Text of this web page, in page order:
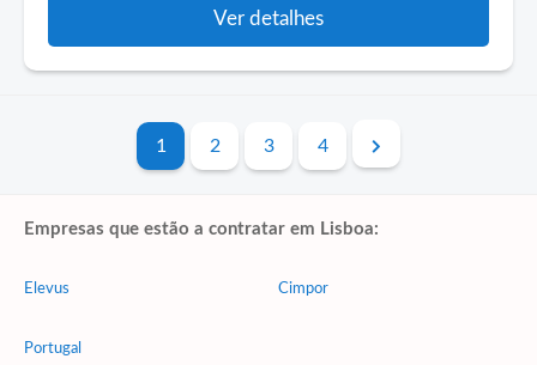
Ver detalhes
1 2 3 4
Empresas que estão a contratar em Lisboa:
Elevus
Portugal
Cimpor